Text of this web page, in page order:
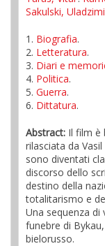
Sakulski,
1. Biografia.
2. Letteratura.
3. Diari e
4. Politica.
5. Guerra.
6. Dittatura.
Abstract: Il film è
rilasciata da
sono diventati
discorso dello
destino della
totalitarismo e
Una sequenza di
funebre di
bielorusso.